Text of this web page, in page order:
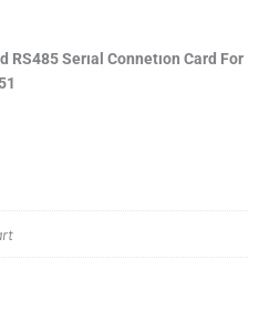
Serıal Connetıon Card For